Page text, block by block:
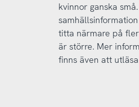
kvinnor ganska
titta närmare på
är större. Mer
finns även att